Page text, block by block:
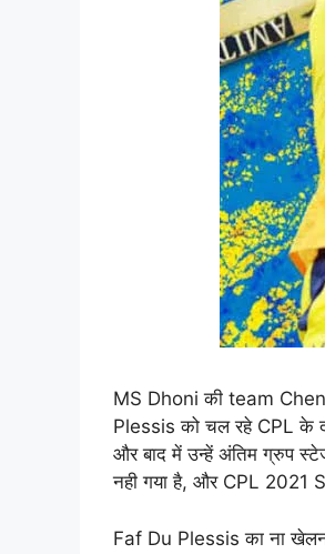
MS Dhoni की team
Plessis को चल रहे CPL के
और बाद में उन्हें अंतिम ग्रुप
नही गया है, और CPL
Faf Du Plessis का ना